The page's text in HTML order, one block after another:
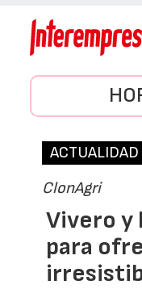
ACTUALIDAD
ClonAgri
Vivero y
para